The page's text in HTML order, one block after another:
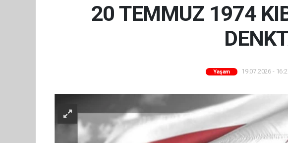
20 TEMMUZ 1974
Yaşam 19.07.2026 -